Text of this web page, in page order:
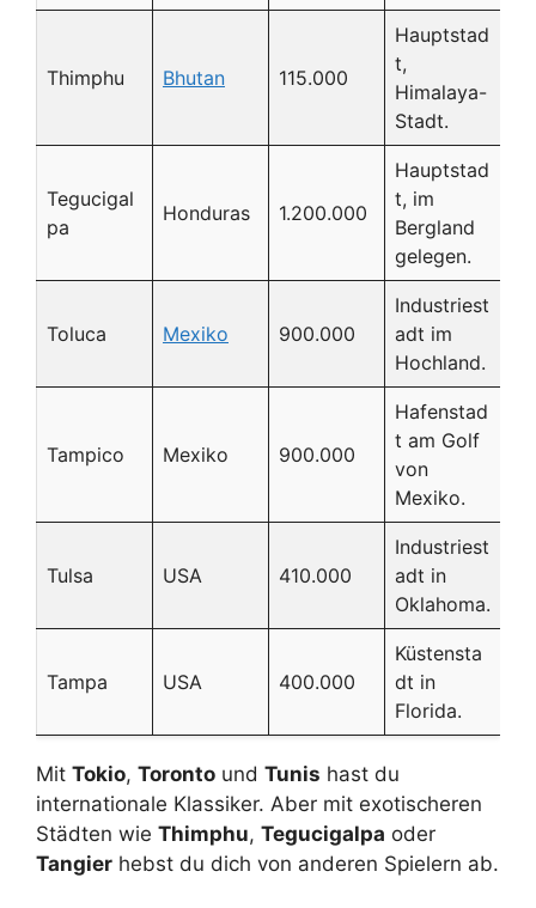
Thimphu Bhutan 115.000
Hauptstad
t,
Himalaya-
Stadt.
Tegucigal
pa
Honduras 1.200.000
Hauptstad
t, im
Bergland
gelegen.
Toluca Mexiko 900.000
Industriest
adt im
Hochland.
Tampico Mexiko 900.000
Hafenstad
t am Golf
von
Mexiko.
Tulsa USA 410.000
Industriest
adt in
Oklahoma.
Tampa USA 400.000
Küstensta
dt in
Florida.
Mit Tokio, Toronto und Tunis hast du
internationale Klassiker. Aber mit exotischeren
Städten wie Thimphu, Tegucigalpa oder
Tangier hebst du dich von anderen Spielern ab.